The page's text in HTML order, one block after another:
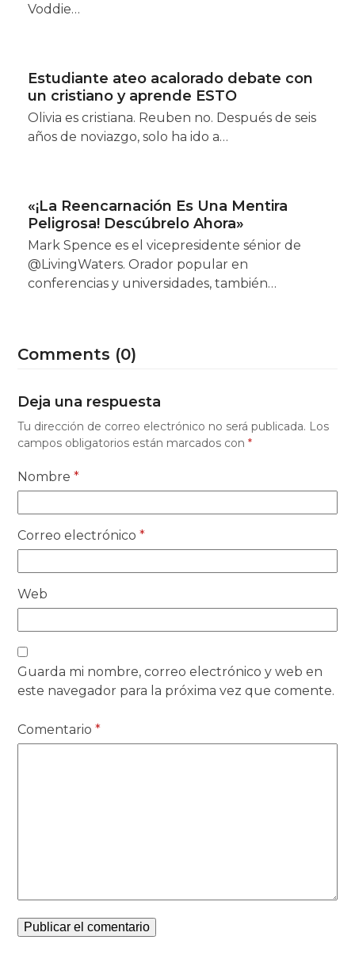
Voddie…
Estudiante ateo acalorado debate con
un cristiano y aprende ESTO
Olivia es cristiana. Reuben no. Después de seis
años de noviazgo, solo ha ido a…
«¡La Reencarnación Es Una Mentira
Peligrosa! Descúbrelo Ahora»
Mark Spence es el vicepresidente sénior de
@LivingWaters. Orador popular en
conferencias y universidades, también…
Comments (0)
Deja una respuesta
Tu dirección de correo electrónico no será publicada. Los
campos obligatorios están marcados con*
Nombre*
Correo electrónico*
Web
Guarda mi nombre, correo electrónico y web en
este navegador para la próxima vez que comente.
Comentario*